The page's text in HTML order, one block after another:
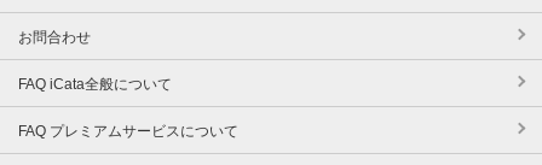
お問合わせ
FAQ iCata全般について
FAQ プレミアムサービスについて